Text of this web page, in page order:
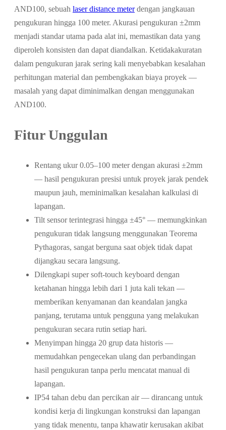
AND100, sebuah laser distance meterdengan jangkauan
pengukuran hingga 100 meter. Akurasi pengukuran ±2mm
menjadi standar utama pada alat ini, memastikan data yang
diperoleh konsisten dan dapat diandalkan. Ketidakakuratan
dalam pengukuran jarak sering kali menyebabkan kesalahan
perhitungan material dan pembengkakan biaya proyek —
masalah yang dapat diminimalkan dengan menggunakan
AND100.
Fitur Unggulan
Rentang ukur 0.05–100 meter dengan akurasi ±2mm
— hasil pengukuran presisi untuk proyek jarak pendek
maupun jauh, meminimalkan kesalahan kalkulasi di
lapangan.
Tilt sensor terintegrasi hingga ±45° — memungkinkan
pengukuran tidak langsung menggunakan Teorema
Pythagoras, sangat berguna saat objek tidak dapat
dijangkau secara langsung.
Dilengkapi super soft-touch keyboard dengan
ketahanan hingga lebih dari 1 juta kali tekan —
memberikan kenyamanan dan keandalan jangka
panjang, terutama untuk pengguna yang melakukan
pengukuran secara rutin setiap hari.
Menyimpan hingga 20 grup data historis —
memudahkan pengecekan ulang dan perbandingan
hasil pengukuran tanpa perlu mencatat manual di
lapangan.
IP54 tahan debu dan percikan air — dirancang untuk
kondisi kerja di lingkungan konstruksi dan lapangan
yang tidak menentu, tanpa khawatir kerusakan akibat